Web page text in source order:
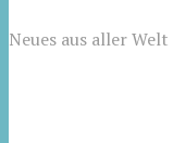
Neues aus aller Welt